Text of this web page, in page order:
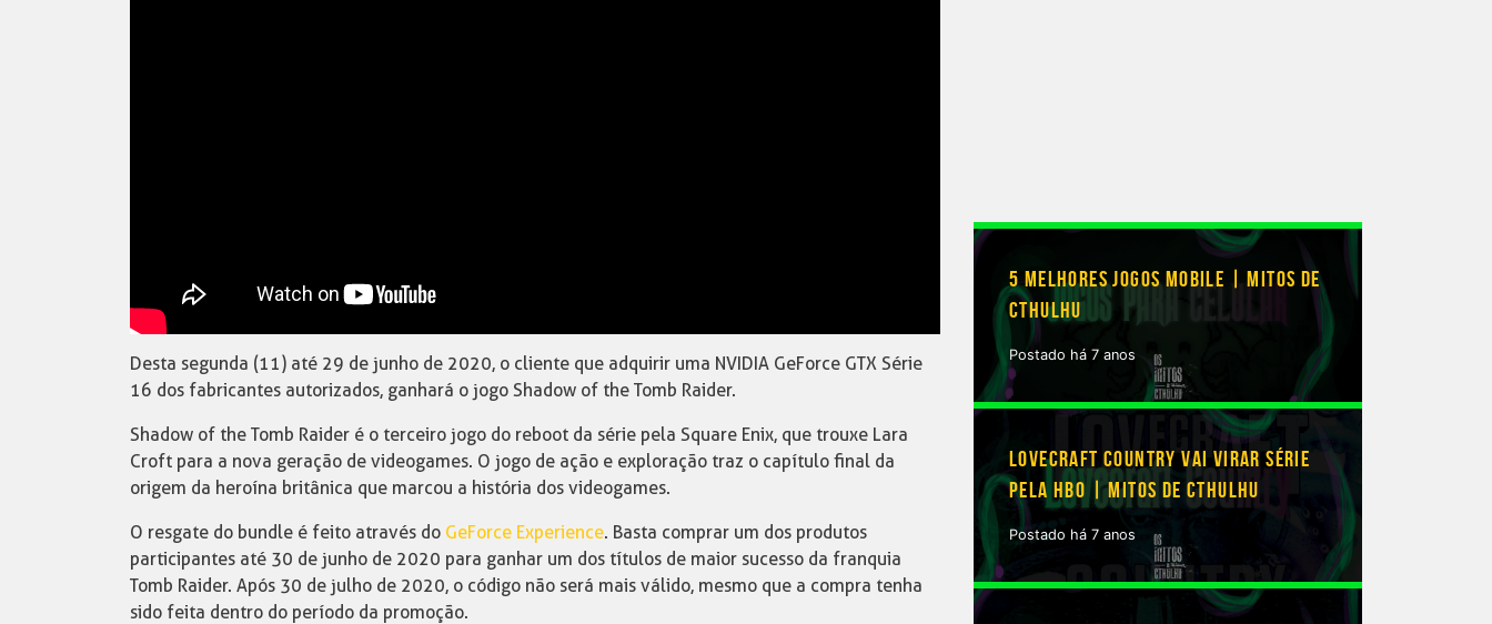
Desta segunda (11) até 29 de junho de 2020, o cliente que adquirir uma NVIDIA GeForce GTX Série
16 dos fabricantes autorizados, ganhará o jogo Shadow of the Tomb Raider.
Shadow of the Tomb Raider é o terceiro jogo do reboot da série pela Square Enix, que trouxe Lara
Croft para a nova geração de videogames. O jogo de ação e exploração traz o capítulo final da
origem da heroína britânica que marcou a história dos videogames.
O resgate do bundle é feito através do GeForce Experience. Basta comprar um dos produtos
participantes até 30 de junho de 2020 para ganhar um dos títulos de maior sucesso da franquia
Tomb Raider. Após 30 de julho de 2020, o código não será mais válido, mesmo que a compra tenha
sido feita dentro do período da promoção.
5 MELHORES JOGOS MOBILE | MITOS DE
CTHULHU
Postado há 7 anos
LOVECRAFT COUNTRY VAI VIRAR SÉRIE
PELA HBO | MITOS DE CTHULHU
Postado há 7 anos